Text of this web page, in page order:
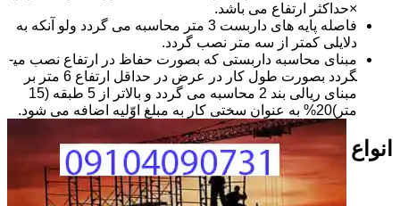
×حداکثر ارتفاع می باشد.
فاصله پایه های داربست 3 متر محاسبه می گردد ولو آنکه به
دلایلی کمتر از سه متر نصب گردد.
مبنای محاسبه داربستی که بصورت حفاظ در ارتفاع نصب می­
گردد بصورت طول کار در عرض در حداقل ارتفاع 6 متر بر
مبنای ریالی بند 2 محاسبه می گردد و بالاتر از 5 طبقه (15
متر)20% به عنوان سختی کار به مبلغ اوّلیه اضافه می شود.
انواع